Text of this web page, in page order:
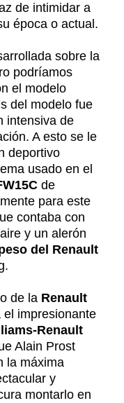
de intimidar a
época o actual.
sobre la
podríamos
el modelo
del modelo fue
intensiva de
A esto se le
deportivo
usado en el
de
para este
contaba con
y un alerón
del Renault
de la Renault
impresionante
Renault
Alain Prost
la máxima
y
montarlo en